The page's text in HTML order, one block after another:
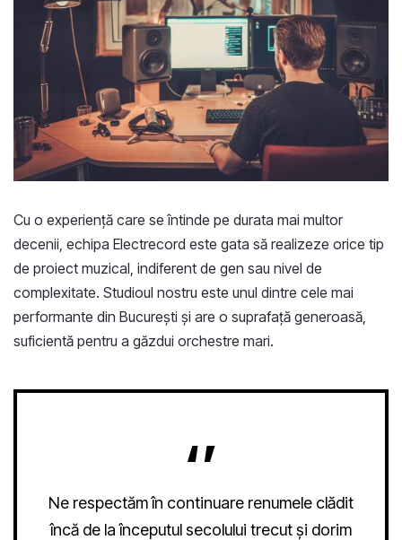
Cu o experiență care se întinde pe durata mai multor
decenii, echipa Electrecord este gata să realizeze orice tip
de proiect muzical, indiferent de gen sau nivel de
complexitate. Studioul nostru este unul dintre cele mai
performante din București și are o suprafață generoasă,
suficientă pentru a găzdui orchestre mari.
Ne respectăm în continuare renumele clădit
încă de la începutul secolului trecut și dorim